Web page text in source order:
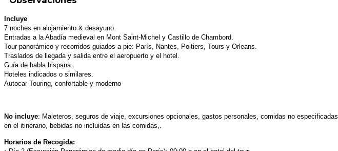
Incluye
7 noches en alojamiento & desayuno.
Entradas a la Abadía medieval en Mont Saint-Michel y Castillo de Chambord.
Tour panorámico y recorridos guiados a pie: París, Nantes, Poitiers, Tours y Orleans.
Traslados de llegada y salida entre el aeropuerto y el hotel.
Guía de habla hispana.
Hoteles indicados o similares.
Autocar Touring, confortable y moderno
No incluye: Maleteros, seguros de viaje, excursiones opcionales, gastos personales, comidas no especificadas
en el itinerario, bebidas no incluidas en las comidas,.
Horarios de Recogida: